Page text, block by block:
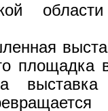
площадка